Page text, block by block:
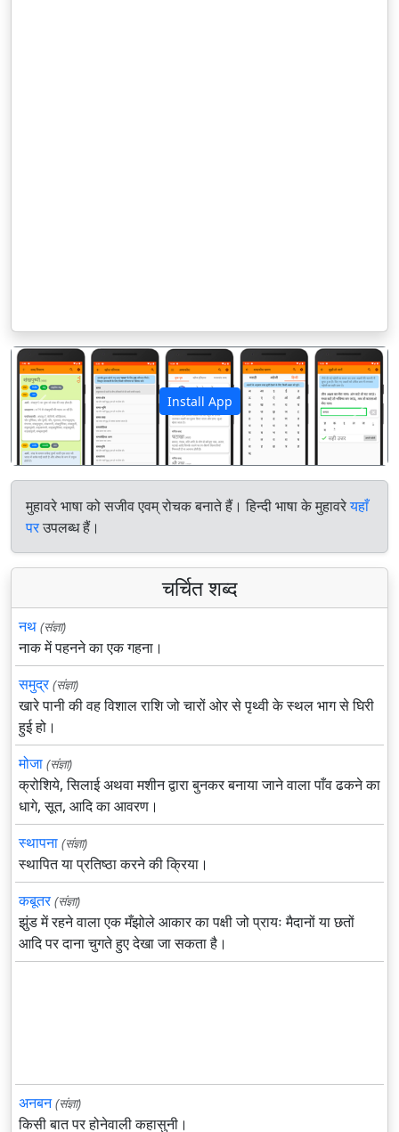
Install App
पिछला अगला
मुहावरे भाषा को सजीव एवम् रोचक बनाते हैं। हिन्दी भाषा के मुहावरेयहाँ
परउपलब्ध हैं।
चर्चित शब्द
नथ (संज्ञा)
नाक में पहनने का एक गहना।
समुद्र (संज्ञा)
खारे पानी की वह विशाल राशि जो चारों ओर से पृथ्वी के स्थल भाग से घिरी
हुई हो।
मोजा (संज्ञा)
क्रोशिये, सिलाई अथवा मशीन द्वारा बुनकर बनाया जाने वाला पाँव ढकने का
धागे, सूत, आदि का आवरण।
स्थापना (संज्ञा)
स्थापित या प्रतिष्ठा करने की क्रिया।
कबूतर (संज्ञा)
झुंड में रहने वाला एक मँझोले आकार का पक्षी जो प्रायः मैदानों या छतों
आदि पर दाना चुगते हुए देखा जा सकता है।
अनबन (संज्ञा)
किसी बात पर होनेवाली कहासुनी।